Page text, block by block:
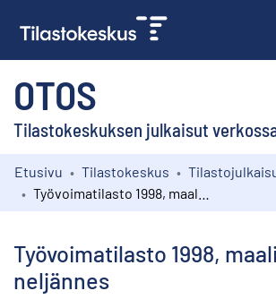
OTOS
Tilastokeskuksen julkaisut
Kokoelmat
Etusivu Tilastokeskus
Työvoimatilasto 1998,
neljännes